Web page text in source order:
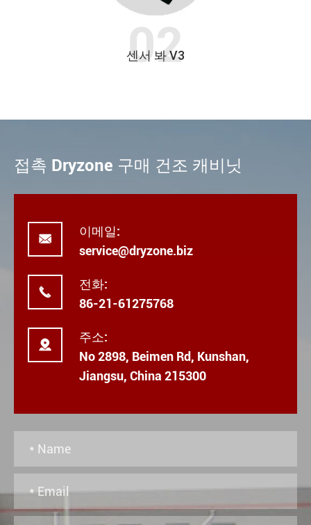
센서 봐 V3
접촉 Dryzone 구매 건조 캐비닛

이메일:
service@dryzone.biz

전화:
86-21-61275768

주소:
No 2898, Beimen Rd, Kunshan,
Jiangsu, China 215300